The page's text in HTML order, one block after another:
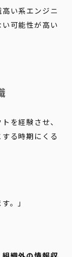
い系エンジニ
可能性が高い
を経験させ、
る時期にくる
。」